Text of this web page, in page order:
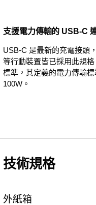
支援電力傳輸的 USB-C
USB-C 是最新的充電接頭
等行動裝置皆已採用此規
標準，其定義的電力傳輸
100W。
技術規格
外紙箱